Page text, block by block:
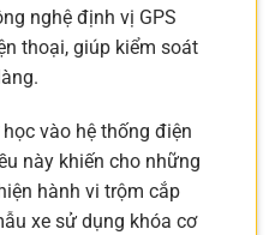
nghệ định vị GPS
thoại, giúp kiểm soát
vào hệ thống điện
này khiến cho những
hành vi trộm cắp
xe sử dụng khóa cơ